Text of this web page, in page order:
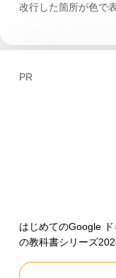
改行した箇所が色で
PR
はじめてのGoogle
の教科書シリーズ